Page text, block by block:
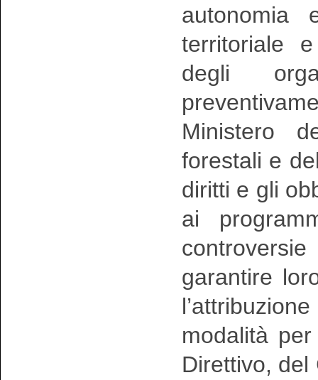
autonomia
territoriale
degli
Ministero
forestali e
diritti e gli
ai
garantire
modalità
Direttivo, del